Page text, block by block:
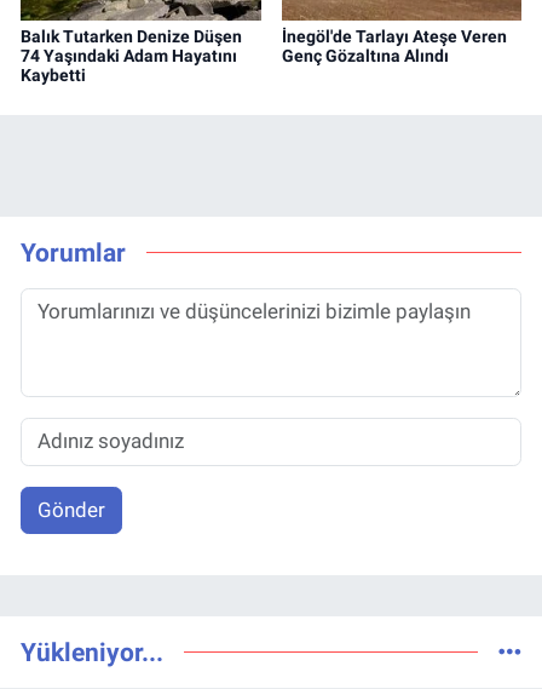
Balık Tutarken Denize Düşen
74 Yaşındaki Adam Hayatını
Kaybetti
İnegöl'de Tarlayı Ateşe Veren
Genç Gözaltına Alındı
Yorumlar
Gönder
Yükleniyor...